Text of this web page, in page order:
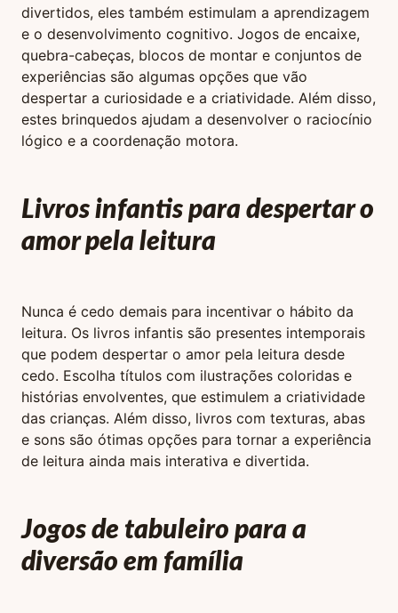
divertidos, eles também estimulam a aprendizagem
e o desenvolvimento cognitivo. Jogos de encaixe,
quebra-cabeças, blocos de montar e conjuntos de
experiências são algumas opções que vão
despertar a curiosidade e a criatividade. Além disso,
estes brinquedos ajudam a desenvolver o raciocínio
lógico e a coordenação motora.
Livros infantis para despertar o
amor pela leitura
Nunca é cedo demais para incentivar o hábito da
leitura. Os livros infantis são presentes intemporais
que podem despertar o amor pela leitura desde
cedo. Escolha títulos com ilustrações coloridas e
histórias envolventes, que estimulem a criatividade
das crianças. Além disso, livros com texturas, abas
e sons são ótimas opções para tornar a experiência
de leitura ainda mais interativa e divertida.
Jogos de tabuleiro para a
diversão em família